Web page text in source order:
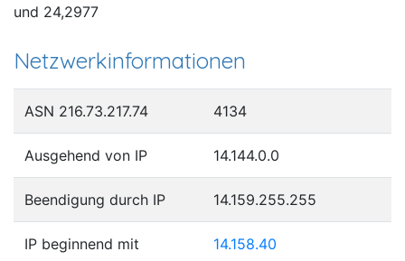
und 24,2977
Netzwerkinformationen
ASN 216.73.217.74 4134
Ausgehend von IP 14.144.0.0
Beendigung durch IP 14.159.255.255
IP beginnend mit 14.158.40